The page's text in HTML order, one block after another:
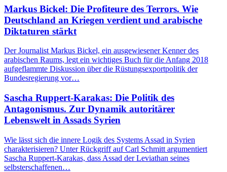
Markus Bickel: Die Profiteure des Terrors. Wie
Deutschland an Kriegen verdient und arabische
Diktaturen stärkt
Der Journalist Markus Bickel, ein ausgewiesener Kenner des
arabischen Raums, legt ein wichtiges Buch für die Anfang 2018
aufgeflammte Diskussion über die Rüstungsexportpolitik der
Bundesregierung vor…
Sascha Ruppert-Karakas: Die Politik des
Antagonismus. Zur Dynamik autoritärer
Lebenswelt in Assads Syrien
Wie lässt sich die innere Logik des Systems Assad in Syrien
charakterisieren? Unter Rückgriff auf Carl Schmitt argumentiert
Sascha Ruppert-Karakas, dass Assad der Leviathan seines
selbsterschaffenen…